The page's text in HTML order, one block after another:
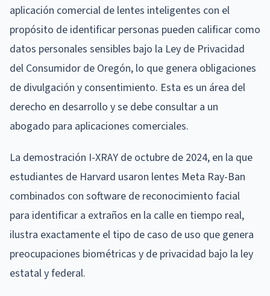
aplicación comercial de lentes inteligentes con el
propósito de identificar personas pueden calificar como
datos personales sensibles bajo la Ley de Privacidad
del Consumidor de Oregón, lo que genera obligaciones
de divulgación y consentimiento. Esta es un área del
derecho en desarrollo y se debe consultar a un
abogado para aplicaciones comerciales.
La demostración I-XRAY de octubre de 2024, en la que
estudiantes de Harvard usaron lentes Meta Ray-Ban
combinados con software de reconocimiento facial
para identificar a extraños en la calle en tiempo real,
ilustra exactamente el tipo de caso de uso que genera
preocupaciones biométricas y de privacidad bajo la ley
estatal y federal.